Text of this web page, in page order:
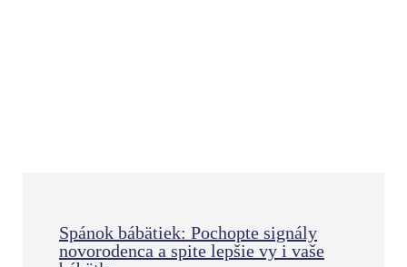
Spánok bábätiek: Pochopte signály
novorodenca a spite lepšie vy i vaše